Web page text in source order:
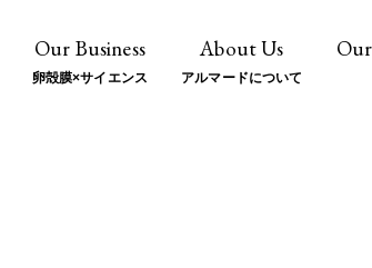
Our Business
卵殻膜×サイエンス
About Us
アルマードについて